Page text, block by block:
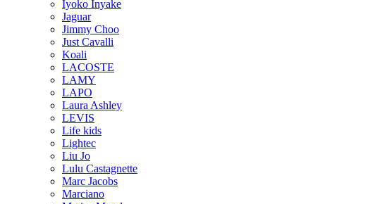
Iyoko Inyake
Jaguar
Jimmy Choo
Just Cavalli
Koali
LACOSTE
LAMY
LAPO
Laura Ashley
LEVIS
Life kids
Lightec
Liu Jo
Lulu Castagnette
Marc Jacobs
Marciano